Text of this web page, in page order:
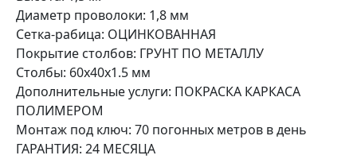
Диаметр проволоки: 1,8 мм
Сетка-рабица: ОЦИНКОВАННАЯ
Покрытие столбов: ГРУНТ ПО МЕТАЛЛУ
Столбы: 60х40х1.5 мм
Дополнительные услуги: ПОКРАСКА КАРКАСА
ПОЛИМЕРОМ
Монтаж под ключ: 70 погонных метров в день
ГАРАНТИЯ: 24 МЕСЯЦА